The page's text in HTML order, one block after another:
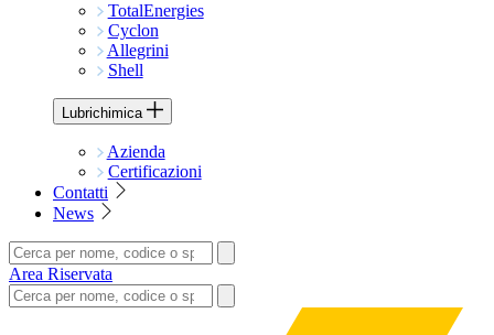
TotalEnergies
Cyclon
Allegrini
Shell
Lubrichimica
Azienda
Certificazioni
Contatti
News
Area Riservata